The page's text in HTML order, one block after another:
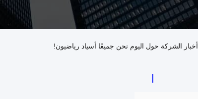
أخبار الشركة حول اليوم نحن جميعًا أسياد رياضيون!